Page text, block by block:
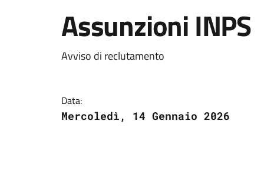
Assunzioni INPS
Avviso di reclutamento
Data:
Mercoledì, 14 Gennaio 2026